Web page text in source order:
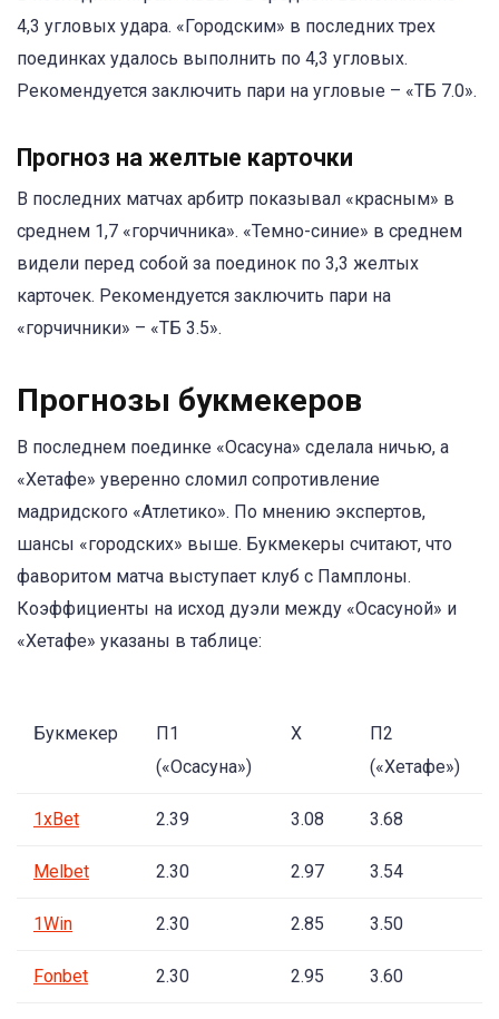
4,3 угловых удара. «Городским» в последних трех
поединках удалось выполнить по 4,3 угловых.
Рекомендуется заключить пари на угловые – «ТБ 7.0».
Прогноз на желтые карточки
В последних матчах арбитр показывал «красным» в
среднем 1,7 «горчичника». «Темно-синие» в среднем
видели перед собой за поединок по 3,3 желтых
карточек. Рекомендуется заключить пари на
«горчичники» – «ТБ 3.5».
Прогнозы букмекеров
В последнем поединке «Осасуна» сделала ничью, а
«Хетафе» уверенно сломил сопротивление
мадридского «Атлетико». По мнению экспертов,
шансы «городских» выше. Букмекеры считают, что
фаворитом матча выступает клуб с Памплоны.
Коэффициенты на исход дуэли между «Осасуной» и
«Хетафе» указаны в таблице:
Букмекер
П1
(«Осасуна»)
Х
П2
(«Хетафе»)
1xBet 2.39 3.08 3.68
Melbet 2.30 2.97 3.54
1Win 2.30 2.85 3.50
Fonbet 2.30 2.95 3.60